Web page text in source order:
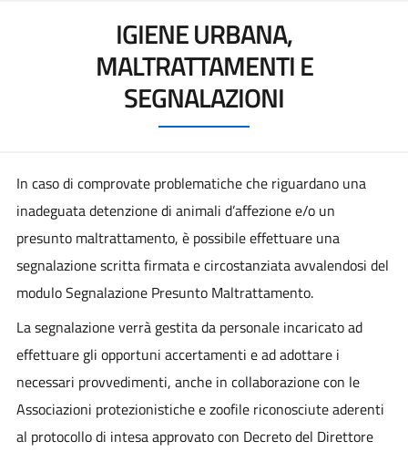
IGIENE URBANA,
MALTRATTAMENTI E
SEGNALAZIONI
In caso di comprovate problematiche che riguardano una
inadeguata detenzione di animali d’affezione e/o un
presunto maltrattamento, è possibile effettuare una
segnalazione scritta firmata e circostanziata avvalendosi del
modulo Segnalazione Presunto Maltrattamento.
La segnalazione verrà gestita da personale incaricato ad
effettuare gli opportuni accertamenti e ad adottare i
necessari provvedimenti, anche in collaborazione con le
Associazioni protezionistiche e zoofile riconosciute aderenti
al protocollo di intesa approvato con Decreto del Direttore